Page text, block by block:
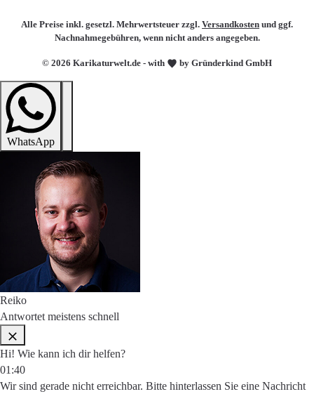
© 2026 Karikaturwelt.de - with by Gründerkind GmbH
Alle Preise inkl. gesetzl. Mehrwertsteuer zzgl. Versandkosten und ggf.
Nachnahmegebühren, wenn nicht anders angegeben.
WhatsApp
Reiko
Antwortet meistens schnell
Hi! Wie kann ich dir helfen?
01:40
Wir sind gerade nicht erreichbar. Bitte hinterlassen Sie eine Nachricht